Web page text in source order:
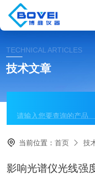
TECHNICAL ARTICLES
技术文章
当前位置：首页 技
影响光谱仪光线强